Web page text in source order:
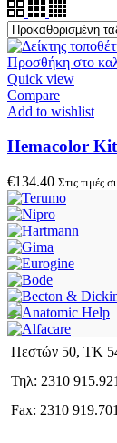
Προσθήκη στο
Quick view
Compare
Add to wishlist
Hemacolor
€134.40 Στις τιμές
Πεστών 50, ΤΚ
Τηλ: 2310 915.921
Fax: 2310 919.701